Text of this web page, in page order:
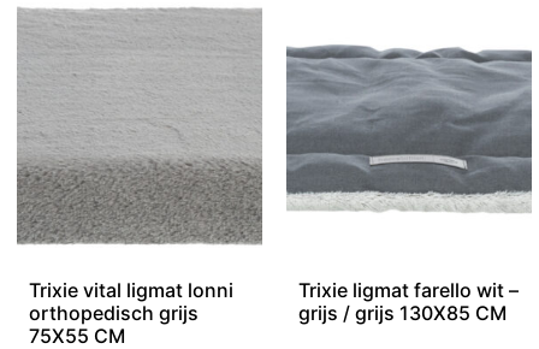
Trixie vital ligmat lonni
orthopedisch grijs
75X55 CM
Trixie ligmat farello wit –
grijs / grijs 130X85 CM